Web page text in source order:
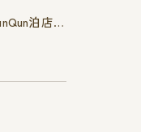
愛犬美容室 QunQun泊店 4月空き状況です